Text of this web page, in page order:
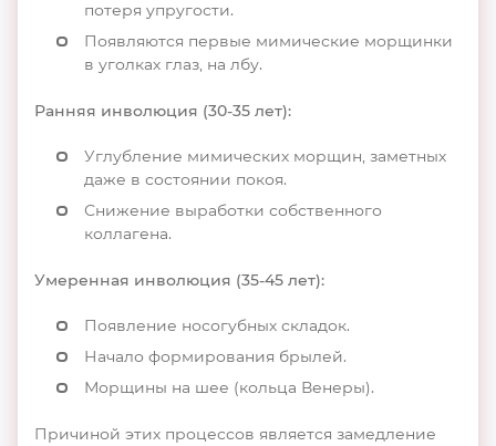
потеря упругости.
Появляются первые мимические морщинки
в уголках глаз, на лбу.
Ранняя инволюция (30-35 лет):
Углубление мимических морщин, заметных
даже в состоянии покоя.
Снижение выработки собственного
коллагена.
Умеренная инволюция (35-45 лет):
Появление носогубных складок.
Начало формирования брылей.
Морщины на шее (кольца Венеры).
Причиной этих процессов является замедление